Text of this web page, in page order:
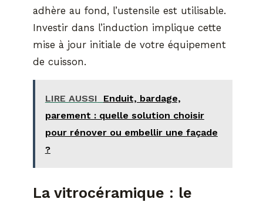
adhère au fond, l’ustensile est utilisable.
Investir dans l’induction implique cette
mise à jour initiale de votre équipement
de cuisson.
LIRE AUSSI
Enduit, bardage,
parement : quelle solution choisir
pour rénover ou embellir une façade
?
La vitrocéramique : le